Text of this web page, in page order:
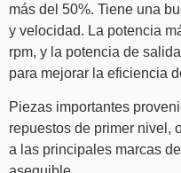
más del 50%. Tiene una
y velocidad. La potencia
rpm, y la potencia de
para mejorar la eficiencia
Piezas importantes
repuestos de primer nivel,
a las principales marcas